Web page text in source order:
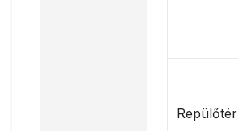
Repülőtér